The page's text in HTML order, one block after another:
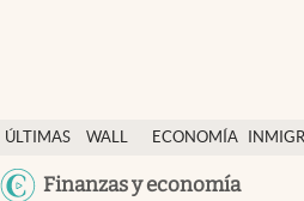
ÚLTIMAS
NOTICIAS
WALL
ECONOMÍA
Finanzas y economía
Finanzas y economía
Wall Street y dólar